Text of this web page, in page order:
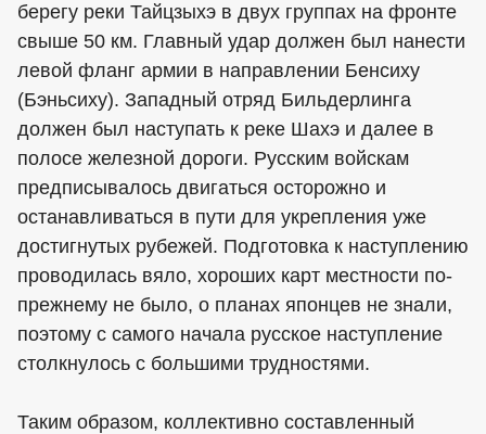
берегу реки Тайцзыхэ в двух группах на фронте
свыше 50 км. Главный удар должен был нанести
левой фланг армии в направлении Бенсиху
(Бэньсиху). Западный отряд Бильдерлинга
должен был наступать к реке Шахэ и далее в
полосе железной дороги. Русским войскам
предписывалось двигаться осторожно и
останавливаться в пути для укрепления уже
достигнутых рубежей. Подготовка к наступлению
проводилась вяло, хороших карт местности по-
прежнему не было, о планах японцев не знали,
поэтому с самого начала русское наступление
столкнулось с большими трудностями.
Таким образом, коллективно составленный